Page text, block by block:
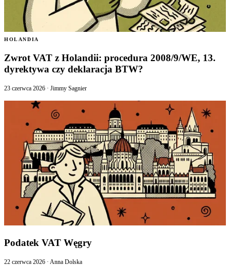
HOLANDIA
Zwrot VAT z Holandii: procedura 2008/9/WE, 13.
dyrektywa czy deklaracja BTW?
23 czerwca 2026 · Jimmy Sagnier
Podatek VAT Węgry
22 czerwca 2026 · Anna Dolska